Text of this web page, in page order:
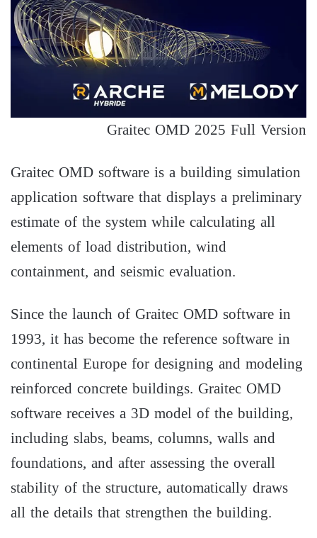
Graitec OMD 2025 Full Version
Graitec OMD software is a building simulation
application software that displays a preliminary
estimate of the system while calculating all
elements of load distribution, wind
containment, and seismic evaluation.
Since the launch of Graitec OMD software in
1993, it has become the reference software in
continental Europe for designing and modeling
reinforced concrete buildings. Graitec OMD
software receives a 3D model of the building,
including slabs, beams, columns, walls and
foundations, and after assessing the overall
stability of the structure, automatically draws
all the details that strengthen the building.